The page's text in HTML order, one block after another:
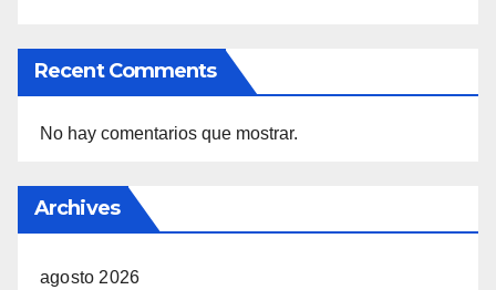
Recent Comments
No hay comentarios que mostrar.
Archives
agosto 2026